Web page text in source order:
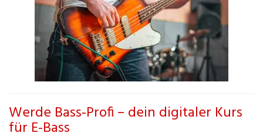
Werde Bass-Profi – dein digitaler Kurs
für E-Bass